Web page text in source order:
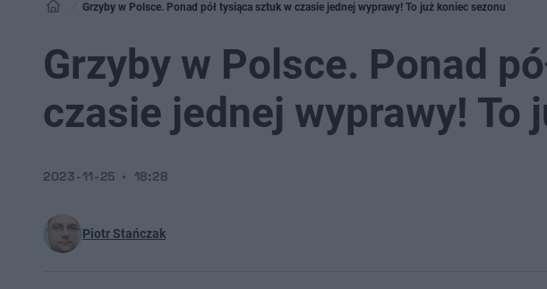
Grzyby w Polsce. Ponad pół tysiąca sztuk w czasie jednej wyprawy! To już koniec sezonu
Grzyby w Polsce. Ponad
czasie jednej wyprawy! To
Piotr Stańczak
2023-11-25 18:28